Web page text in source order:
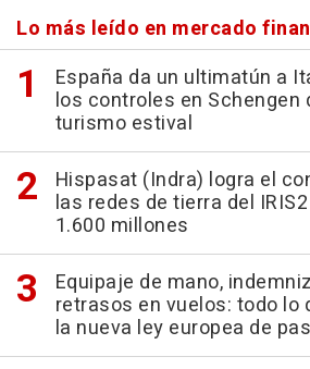
Lo más leído en mercado
España da un ultimatún a
los controles en Schengen
turismo estival
Hispasat (Indra) logra el
las redes de tierra del
1.600 millones
Equipaje de mano,
retrasos en vuelos: todo lo
la nueva ley europea de